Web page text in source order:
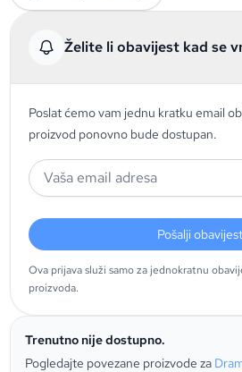
Želite li obavijest kad se
Poslat ćemo vam jednu kratku email
proizvod ponovno bude dostupan.
Pošalji obavijest
Ova prijava služi samo za jednokratnu
proizvoda.
Trenutno nije dostupno.
Pogledajte povezane proizvode za